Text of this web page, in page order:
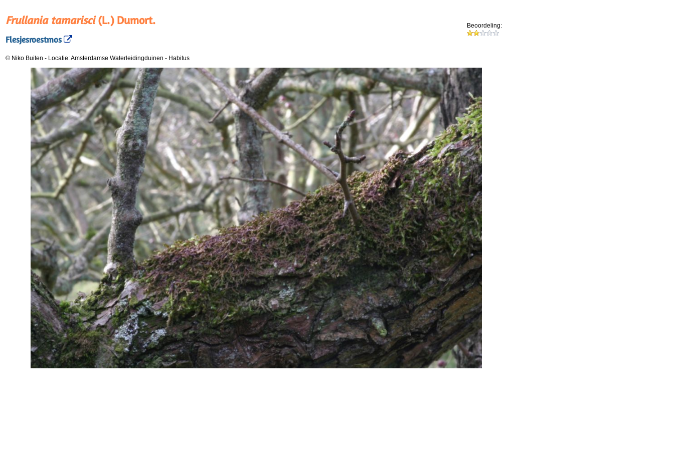
Frullania tamarisci(L.) Dumort.
Flesjesroestmos
Beoordeling:
© Niko Buiten - Locatie: Amsterdamse Waterleidingduinen - Habitus